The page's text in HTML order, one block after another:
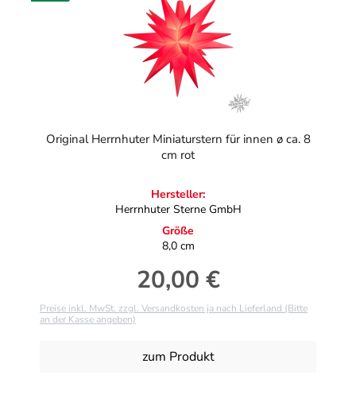
Original Herrnhuter Miniaturstern für innen ø ca. 8
cm rot
Hersteller:
Herrnhuter Sterne GmbH
Größe
8,0 cm
Regulärer Preis:
20,00 €
Preise inkl. MwSt. zzgl. Versandkosten ja nach Lieferland (Bitte
an der Kasse angeben)
zum Produkt